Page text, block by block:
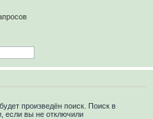
произведён поиск. Поиск в
если вы не отключили